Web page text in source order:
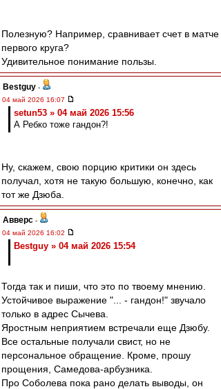
Полезную? Например, сравнивает счет в матче
первого круга?
Удивительное понимание пользы.
Bestguy -
04 май 2026 16:07
setun53 » 04 май 2026 15:56
А Ребко тоже гандон?!
Ну, скажем, свою порцию критики он здесь
получал, хотя не такую большую, конечно, как
тот же Дзюба.
Авверс -
04 май 2026 16:02
Bestguy » 04 май 2026 15:54
Тогда так и пиши, что это по твоему мнению.
Устойчивое выражение "... - гандон!" звучало
только в адрес Сычева.
Яростным неприятием встречали еще Дзюбу.
Все остальные получали свист, но не
персональное обращение. Кроме, прошу
прощения, Самедова-арбузника.
Про Соболева пока рано делать выводы, он